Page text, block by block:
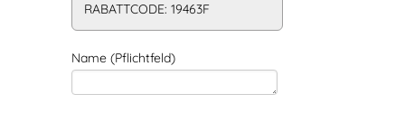
RABATTCODE: 19463F
Name (Pflichtfeld)